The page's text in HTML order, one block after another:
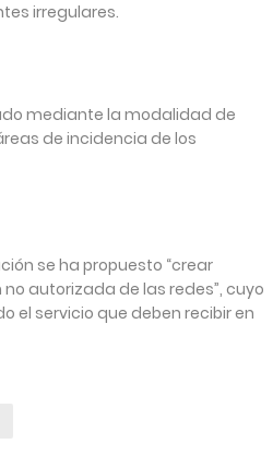
irregulares.
mediante la modalidad de
de incidencia de los
se ha propuesto “crear
autorizada de las redes”, cuyo
el servicio que deben recibir en